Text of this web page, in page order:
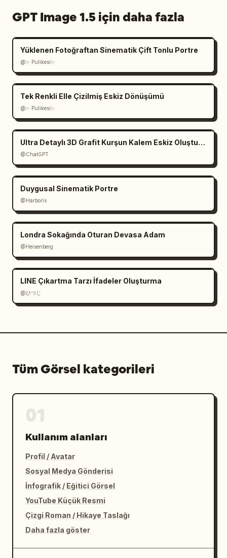
GPT Image 1.5 için daha fazla
Yüklenen Fotoğraftan Sinematik Çift Tonlu Portre
@✨ Pulikesi✨
Tek Renkli Elle Çizilmiş Eskiz Dönüşümü
@✨ Pulikesi✨
Ultra Detaylı 3D Grafit Kurşun Kalem Eskiz Oluşturma
@ChatGPT
Duygusal Sinematik Portre
@Harboris
Londra Sokağında Oturan Devasa Adam
@Heisenberg
LINE Çıkartma Tarzı İfadeler Oluşturma
@ひつじ
Tüm Görsel kategorileri
Kullanım alanları
Profil / Avatar
Sosyal Medya Gönderisi
İnfografik / Eğitici Görsel
YouTube Küçük Resmi
Çizgi Roman / Hikaye Taslağı
Daha fazla göster